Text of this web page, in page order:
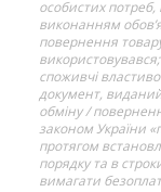
особистих
виконанням
повернення
споживчі
документ,
обміну /
законом України
протягом
порядку та в
вимагати